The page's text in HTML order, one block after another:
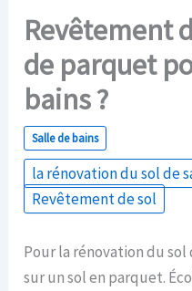
Revêtement
de parquet
bains ?
Salle de bains
la rénovation du sol de
Revêtement de sol
Pour la rénovation du
sur un sol en parquet.